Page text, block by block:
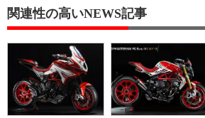
関連性の高いNEWS記事